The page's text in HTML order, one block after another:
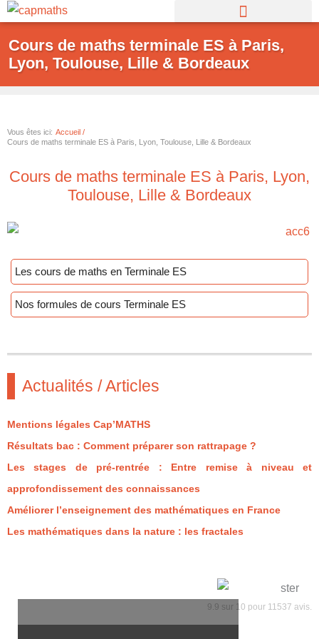
Aller
au
contenu
Cours de maths terminale ES à Paris,
Lyon, Toulouse, Lille & Bordeaux
Vous êtes ici: Accueil /
Cours de maths terminale ES à Paris, Lyon, Toulouse, Lille & Bordeaux
Cours de maths terminale ES à Paris, Lyon,
Toulouse, Lille & Bordeaux
Les cours de maths en Terminale ES
Nos formules de cours Terminale ES
Actualités / Articles
Mentions légales Cap’MATHS
Résultats bac : Comment préparer son rattrapage ?
Les stages de pré-rentrée : Entre remise à niveau et
approfondissement des connaissances
Améliorer l’enseignement des mathématiques en France
Les mathématiques dans la nature : les fractales
9.9 sur 10 pour 11537 avis.